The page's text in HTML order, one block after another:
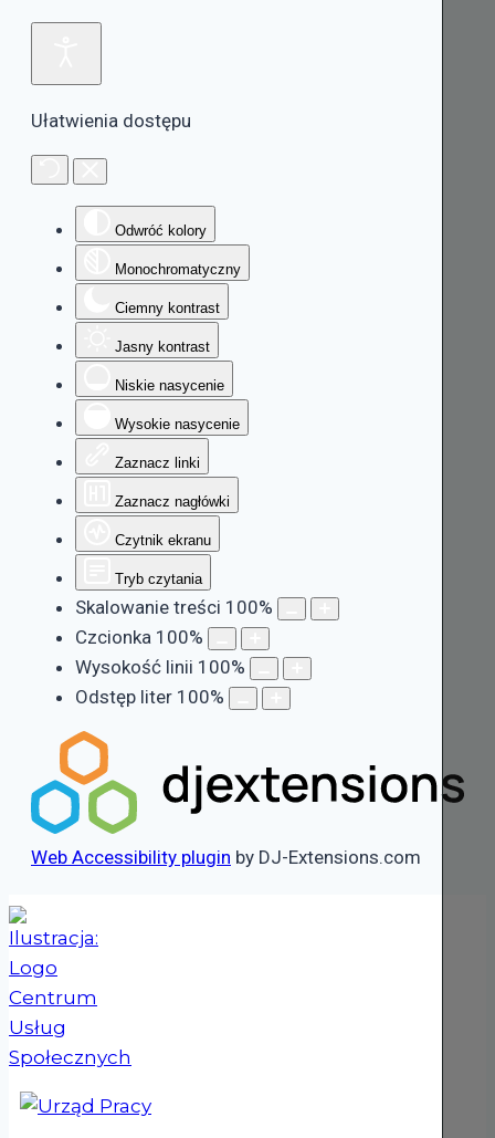
Ułatwienia dostępu
Odwróć kolory
Monochromatyczny
Ciemny kontrast
Jasny kontrast
Niskie nasycenie
Wysokie nasycenie
Zaznacz linki
Zaznacz nagłówki
Czytnik ekranu
Tryb czytania
Skalowanie treści 100%
Czcionka 100%
Wysokość linii 100%
Odstęp liter 100%
Web Accessibility plugin by DJ-Extensions.com
Przejdź
do
treści